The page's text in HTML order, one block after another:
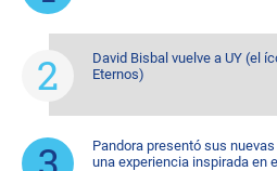
David Bisbal vuelve a UY (el
Eternos)
Pandora presentó sus
una experiencia inspirada en